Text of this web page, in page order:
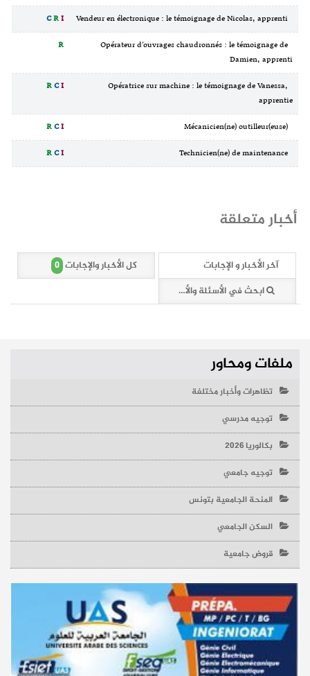
CRI
Opérateur d’ouvrages chaudronnés : le témoignage de
Damien, apprenti
R
Opératrice sur machine : le témoignage de Vanessa,
apprentie
RCI
RCI
RCI
أخبار متعلقة
آخر الأخبار و الإجابات كل الأخبار والإجابات 0
ابحث في الأسئلة والأخبار (0 وثائق)
ملفات ومحاور
تظاهرات وأخبار مختلفة
توجيه مدرسي
بكالوريا 2026
توجيه جامعي
المنحة الجامعية بتونس
السكن الجامعي
قروض جامعية